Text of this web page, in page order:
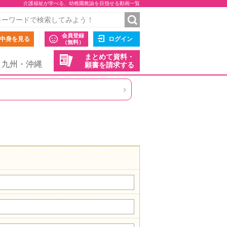
介護福祉が学べる、幼稚園教諭を目指せる動画一覧
身を見る
会員登録
（無料）
ログイン
まとめて資料・
願書を請求する
九州・沖縄
›